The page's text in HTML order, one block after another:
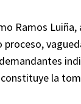
Ramos
la